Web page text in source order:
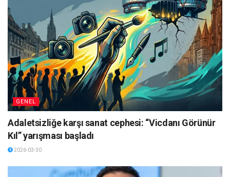
GENEL
Adaletsizliğe karşı sanat cephesi: “Vicdanı Görünür
Kıl” yarışması başladı
2026-03-30